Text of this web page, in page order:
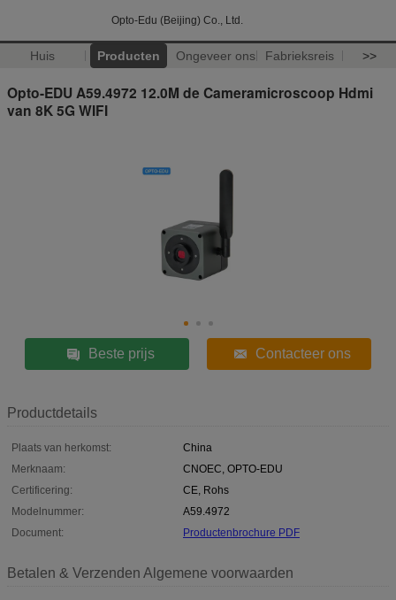
Opto-Edu (Beijing) Co., Ltd.
Huis Producten Ongeveer ons Fabrieksreis >>
Opto-EDU A59.4972 12.0M de Cameramicroscoop Hdmi
van 8K 5G WIFI
Beste prijs Contacteer ons
Productdetails
Plaats van herkomst:
China
Merknaam:
CNOEC, OPTO-EDU
Certificering:
CE, Rohs
Modelnummer:
A59.4972
Document:
Productenbrochure PDF
Betalen & Verzenden Algemene voorwaarden